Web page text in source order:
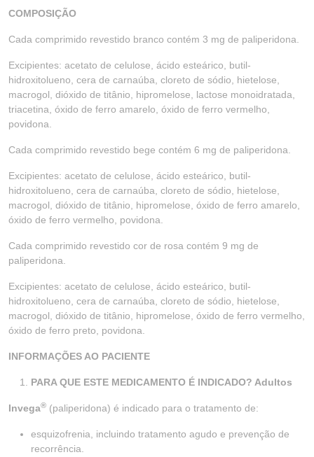
COMPOSIÇÃO
Cada comprimido revestido branco contém 3 mg de paliperidona.
Excipientes: acetato de celulose, ácido esteárico, butil-
hidroxitolueno, cera de carnaúba, cloreto de sódio, hietelose,
macrogol, dióxido de titânio, hipromelose, lactose monoidratada,
triacetina, óxido de ferro amarelo, óxido de ferro vermelho,
povidona.
Cada comprimido revestido bege contém 6 mg de paliperidona.
Excipientes: acetato de celulose, ácido esteárico, butil-
hidroxitolueno, cera de carnaúba, cloreto de sódio, hietelose,
macrogol, dióxido de titânio, hipromelose, óxido de ferro amarelo,
óxido de ferro vermelho, povidona.
Cada comprimido revestido cor de rosa contém 9 mg de
paliperidona.
Excipientes: acetato de celulose, ácido esteárico, butil-
hidroxitolueno, cera de carnaúba, cloreto de sódio, hietelose,
macrogol, dióxido de titânio, hipromelose, óxido de ferro vermelho,
óxido de ferro preto, povidona.
INFORMAÇÕES AO PACIENTE
PARA QUE ESTE MEDICAMENTO É INDICADO? Adultos
Invega® (paliperidona) é indicado para o tratamento de:
esquizofrenia, incluindo tratamento agudo e prevenção de
recorrência.